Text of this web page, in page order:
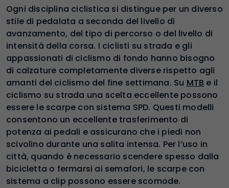
Ogni disciplina ciclistica si distingue per un diverso
stile di pedalata a seconda del livello di
avanzamento, del tipo di percorso o del livello di
intensità della corsa. I ciclisti su strada e gli
appassionati di ciclismo di fondo hanno bisogno
di calzature completamente diverse rispetto agli
amanti del ciclismo del fine settimana. Su MTB e il
ciclismo su strada una scelta eccellente possono
essere le scarpe con sistema SPD. Questi modelli
consentono un eccellente trasferimento di
potenza ai pedali e assicurano che i piedi non
scivolino durante una salita intensa. Per l’uso in
città, quando è necessario scendere spesso dalla
bicicletta o fermarsi ai semafori, le scarpe con
sistema a clip possono essere scomode.